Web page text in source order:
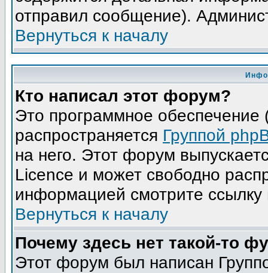
отправил сообщение).
Вернуться к началу
Кто написал этот форум?
Это программное
распространяется Группой
на него. Этот форум
Licence и может свободно
информацией смотрите ссылку
Вернуться к началу
Почему здесь нет такой-то
Этот форум был написан